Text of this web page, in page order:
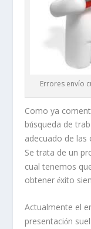
Errores envío
Como ya
búsqueda de
adecuado de las
Se trata de un
cual tenemos
obteneréxito
Actualmente el
presentación